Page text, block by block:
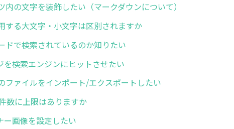
内の文字を装飾したい（マークダウンについて）
する大文字・小文字は区別されますか
ドで検索されているのか知りたい
を検索エンジンにヒットさせたい
ファイルをインポート/エクスポートしたい
数に上限はありますか
ー画像を設定したい